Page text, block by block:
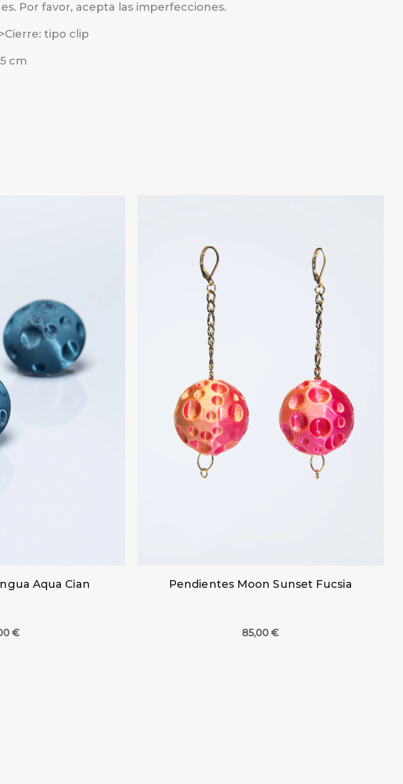
Por favor, acepta las imperfecciones.
tipo clip
cm
Aqua Cian
€
Pendientes Moon Sunset Fucsia
85,00€